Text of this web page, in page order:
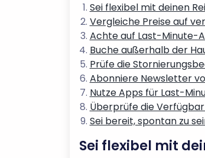
Sei flexibel mit deinen
Vergleiche Preise auf
Achte auf Last-Minute-
Buche außerhalb der
Prüfe die
Abonniere Newsletter
Nutze Apps für Last-
Überprüfe die
Sei bereit, spontan zu
Sei flexibel mit